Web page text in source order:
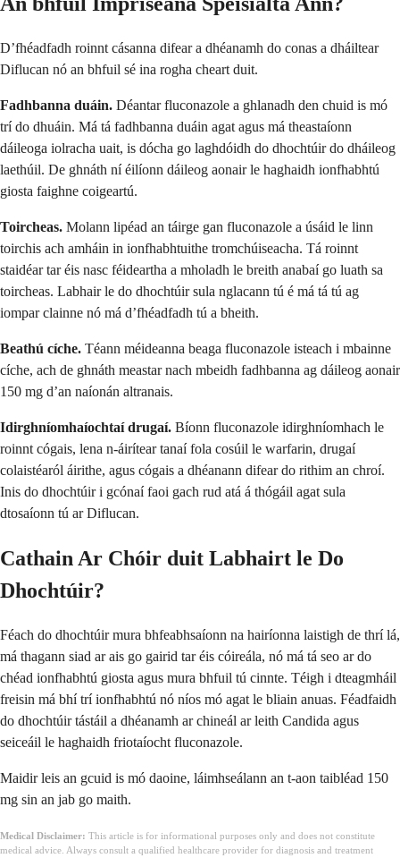
D’fhéadfadh roinnt cásanna difear a dhéanamh do conas a dháiltear
Diflucan nó an bhfuil sé ina rogha cheart duit.
Fadhbanna duáin. Déantar fluconazole a ghlanadh den chuid is mó
trí do dhuáin. Má tá fadhbanna duáin agat agus má theastaíonn
dáileoga iolracha uait, is dócha go laghdóidh do dhochtúir do dháileog
laethúil. De ghnáth ní éilíonn dáileog aonair le haghaidh ionfhabhtú
giosta faighne coigeartú.
Toircheas. Molann lipéad an táirge gan fluconazole a úsáid le linn
toirchis ach amháin in ionfhabhtuithe tromchúiseacha. Tá roinnt
staidéar tar éis nasc féideartha a mholadh le breith anabaí go luath sa
toircheas. Labhair le do dhochtúir sula nglacann tú é má tá tú ag
iompar clainne nó má d’fhéadfadh tú a bheith.
Beathú cíche. Téann méideanna beaga fluconazole isteach i mbainne
cíche, ach de ghnáth meastar nach mbeidh fadhbanna ag dáileog aonair
150 mg d’an naíonán altranais.
Idirghníomhaíochtaí drugaí. Bíonn fluconazole idirghníomhach le
roinnt cógais, lena n-áirítear tanaí fola cosúil le warfarin, drugaí
colaistéaról áirithe, agus cógais a dhéanann difear do rithim an chroí.
Inis do dhochtúir i gcónaí faoi gach rud atá á thógáil agat sula
dtosaíonn tú ar Diflucan.
Cathain Ar Chóir duit Labhairt le Do
Dhochtúir?
Féach do dhochtúir mura bhfeabhsaíonn na hairíonna laistigh de thrí lá,
má thagann siad ar ais go gairid tar éis cóireála, nó má tá seo ar do
chéad ionfhabhtú giosta agus mura bhfuil tú cinnte. Téigh i dteagmháil
freisin má bhí trí ionfhabhtú nó níos mó agat le bliain anuas. Féadfaidh
do dhochtúir tástáil a dhéanamh ar chineál ar leith Candida agus
seiceáil le haghaidh friotaíocht fluconazole.
Maidir leis an gcuid is mó daoine, láimhseálann an t-aon taibléad 150
mg sin an jab go maith.
Medical Disclaimer: This article is for informational purposes only and does not constitute
medical advice. Always consult a qualified healthcare provider for diagnosis and treatment